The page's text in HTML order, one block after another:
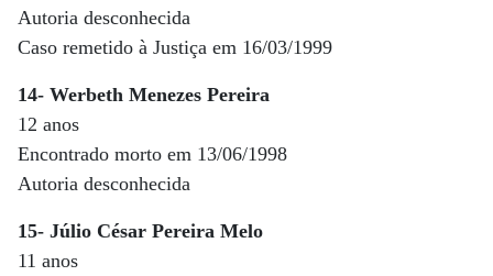
Autoria desconhecida
Caso remetido à Justiça em 16/03/1999
14- Werbeth Menezes Pereira
12 anos
Encontrado morto em 13/06/1998
Autoria desconhecida
15- Júlio César Pereira Melo
11 anos